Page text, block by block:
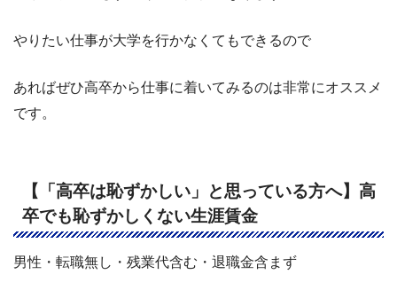
やりたい仕事が大学を行かなくてもできるので
あればぜひ高卒から仕事に着いてみるのは非常にオススメ
です。
【「高卒は恥ずかしい」と思っている方へ】高
卒でも恥ずかしくない生涯賃金
男性・転職無し・残業代含む・退職金含まず